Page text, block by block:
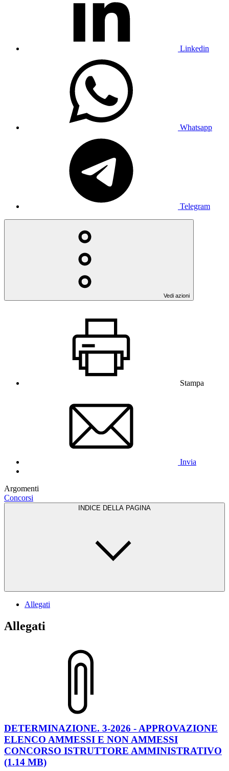
Linkedin
Whatsapp
Telegram
Vedi azioni
Stampa
Invia
Argomenti
Concorsi
INDICE DELLA PAGINA
Allegati
Allegati
DETERMINAZIONE. 3-2026 - APPROVAZIONE
ELENCO AMMESSI E NON AMMESSI
CONCORSO ISTRUTTORE AMMINISTRATIVO
(1.14 MB)